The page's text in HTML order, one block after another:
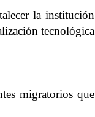
la institución
tecnológica
migratorios que